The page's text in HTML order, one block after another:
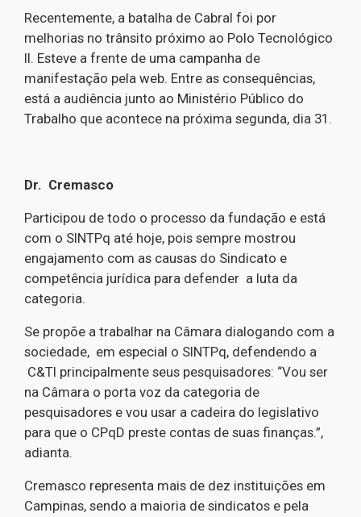
Recentemente, a batalha de Cabral foi por
melhorias no trânsito próximo ao Polo Tecnológico
II. Esteve a frente de uma campanha de
manifestação pela web. Entre as consequências,
está a audiência junto ao Ministério Público do
Trabalho que acontece na próxima segunda, dia 31.
Dr. Cremasco
Participou de todo o processo da fundação e está
com o SINTPq até hoje, pois sempre mostrou
engajamento com as causas do Sindicato e
competência jurídica para defender a luta da
categoria.
Se propõe a trabalhar na Câmara dialogando com a
sociedade, em especial o SINTPq, defendendo a
C&TI principalmente seus pesquisadores: “Vou ser
na Câmara o porta voz da categoria de
pesquisadores e vou usar a cadeira do legislativo
para que o CPqD preste contas de suas finanças.”,
adianta.
Cremasco representa mais de dez instituições em
Campinas, sendo a maioria de sindicatos e pela